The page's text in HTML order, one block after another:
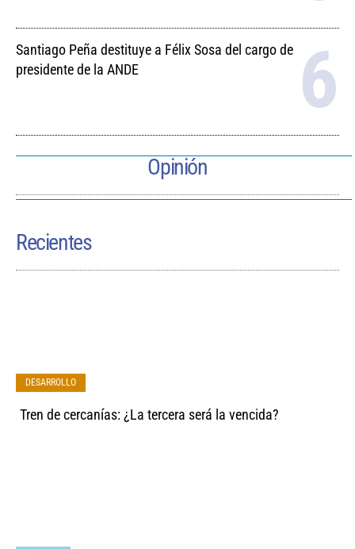
Santiago Peña destituye a Félix Sosa del cargo de
presidente de la ANDE
Opinión
Recientes
Tren de cercanías: ¿La tercera será la vencida?
DESARROLLO